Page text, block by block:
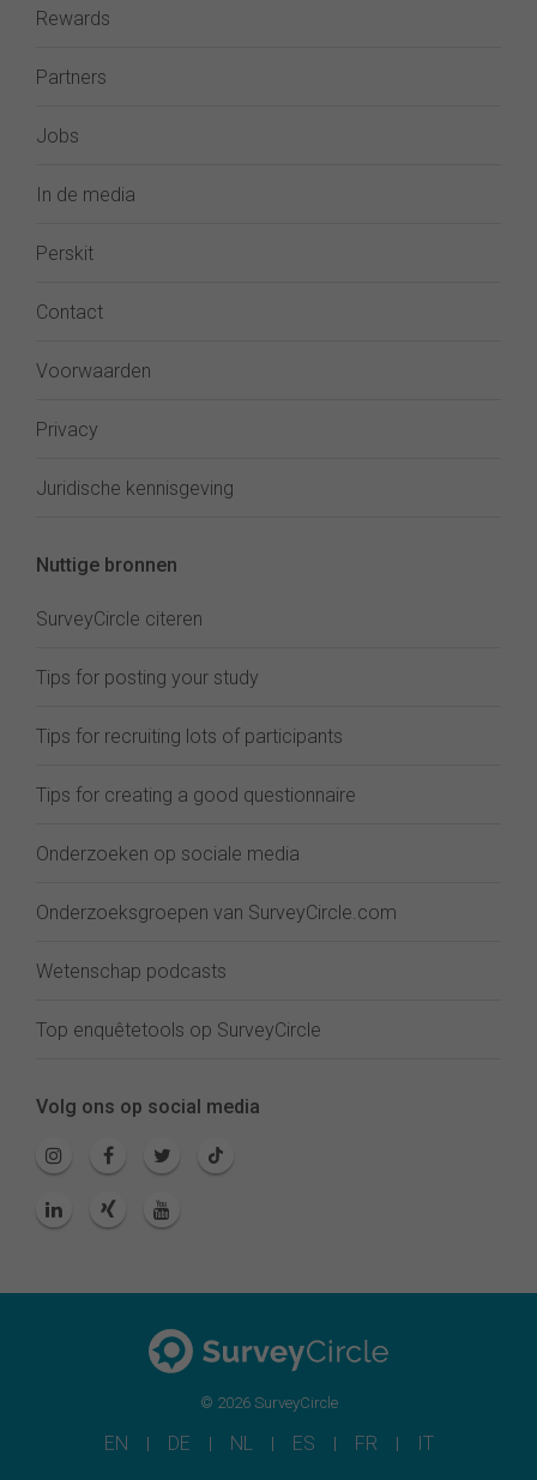
Rewards
Partners
Jobs
In de media
Perskit
Contact
Voorwaarden
Privacy
Juridische kennisgeving
Nuttige bronnen
SurveyCircle citeren
Tips for posting your study
Tips for recruiting lots of participants
Tips for creating a good questionnaire
Onderzoeken op sociale media
Onderzoeksgroepen van SurveyCircle.com
Wetenschap podcasts
Top enquêtetools op SurveyCircle
Volg ons op social media
© 2026 SurveyCircle
EN DE NL ES FR IT